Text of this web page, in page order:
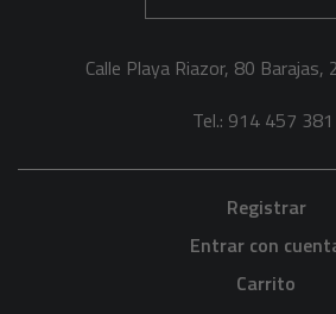
Calle Playa Riazor, 80 Barajas,
Tel.: 914 457 381
Registrar
Entrar con
Carrito